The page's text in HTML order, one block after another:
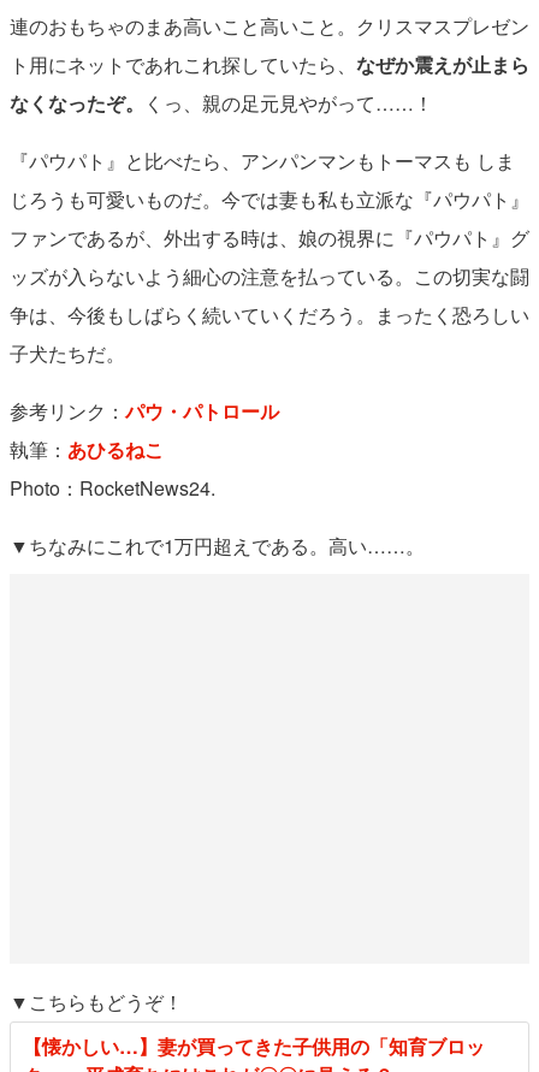
連のおもちゃのまあ高いこと高いこと。クリスマスプレゼン
ト用にネットであれこれ探していたら、 なぜか震えが止まら
なくなったぞ。
くっ、親の足元見やがって……！
『パウパト』と比べたら、アンパンマンもトーマスも しま
じろうも可愛いものだ。今では妻も私も立派な『パウパト』
ファンであるが、外出する時は、娘の視界に『パウパト』グ
ッズが入らないよう細心の注意を払っている。この切実な闘
争は、今後もしばらく続いていくだろう。まったく恐ろしい
子犬たちだ。
参考リンク：パウ・パトロール
執筆： あひるねこ
Photo：RocketNews24.
▼ちなみにこれで1万円超えである。高い……。
▼こちらもどうぞ！
【懐かしい…】妻が買ってきた子供用の「知育ブロッ